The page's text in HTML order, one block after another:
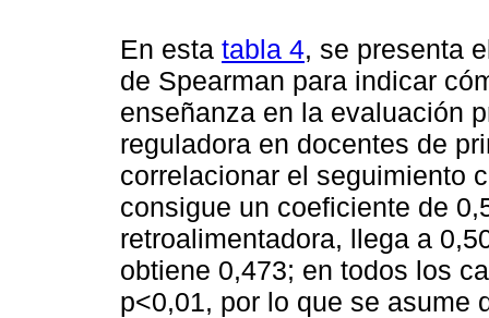
En esta tabla 4, se presenta
de Spearman para indicar
enseñanza en la evaluación
reguladora en docentes de
correlacionar el seguimiento
consigue un coeficiente de
retroalimentadora, llega a
obtiene 0,473; en todos los
p<0,01, por lo que se asume